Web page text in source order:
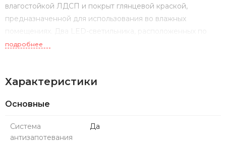
влагостойкой ЛДСП и покрыт глянцевой краской,
предназначенной для использования во влажных
помещениях. Два LED-светильника, расположенных по
бокам зеркала, обеспечат ровное и красивое свечение, а
подробнее
Характеристики
Основные
Система
антизапотевания
Да